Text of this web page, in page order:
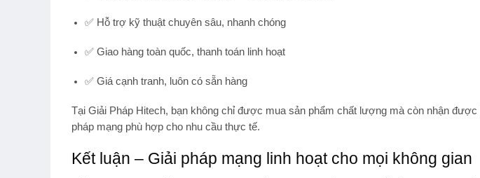
✅ Hỗ trợ kỹ thuật chuyên sâu, nhanh chóng
✅ Giao hàng toàn quốc, thanh toán linh hoạt
✅ Giá cạnh tranh, luôn có sẵn hàng
Tại Giải Pháp Hitech, bạn không chỉ được mua sản phẩm chất lượng mà còn nhận được
pháp mạng phù hợp cho nhu cầu thực tế.
Kết luận – Giải pháp mạng linh hoạt cho mọi không gian